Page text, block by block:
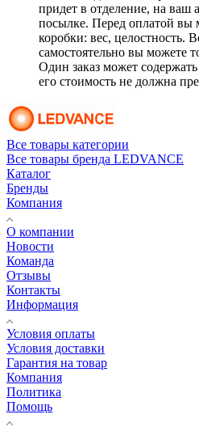
придет в отделение, на ваш
посылке. Перед оплатой вы
коробки: вес, целостность.
самостоятельно вы можете
Один заказ может
его стоимость не должна
Все товары категории
Все товары бренда LEDVANCE
Каталог
Бренды
Компания
О компании
Новости
Команда
Отзывы
Контакты
Информация
Условия оплаты
Условия доставки
Гарантия на товар
Компания
Политика
Помощь